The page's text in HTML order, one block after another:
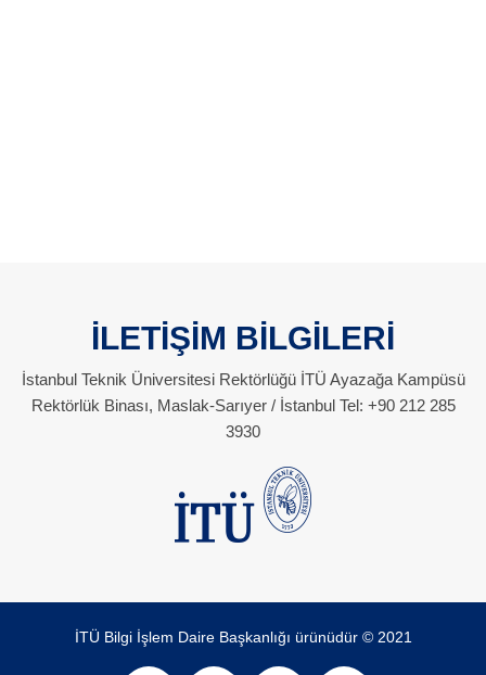
İLETİŞİM BİLGİLERİ
İstanbul Teknik Üniversitesi Rektörlüğü İTÜ Ayazağa Kampüsü
Rektörlük Binası, Maslak-Sarıyer / İstanbul Tel: +90 212 285
3930
İTÜ Bilgi İşlem Daire Başkanlığı ürünüdür © 2021